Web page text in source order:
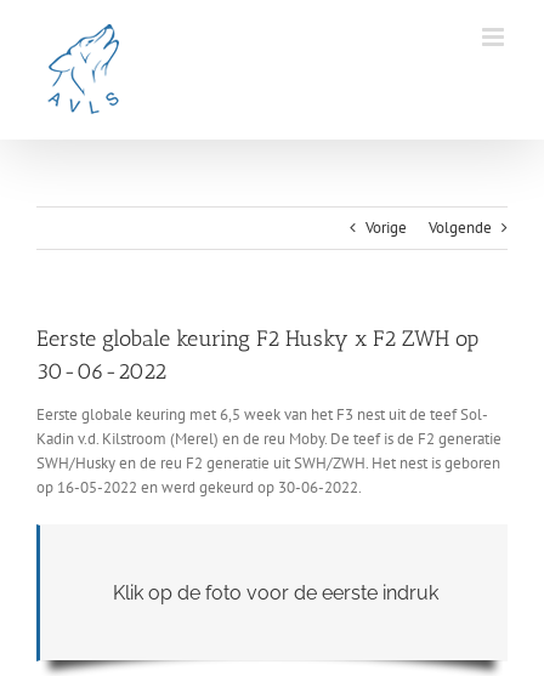
Vorige Volgende
Eerste globale keuring F2 Husky x F2 ZWH op
30-06-2022
Eerste globale keuring met 6,5 week van het F3 nest uit de teef Sol-
Kadin v.d. Kilstroom (Merel) en de reu Moby. De teef is de F2 generatie
SWH/Husky en de reu F2 generatie uit SWH/ZWH. Het nest is geboren
op 16-05-2022 en werd gekeurd op 30-06-2022.
Klik op de foto voor de eerste indruk